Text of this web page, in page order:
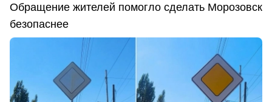
Обращение жителей помогло сделать Морозовск
безопаснее